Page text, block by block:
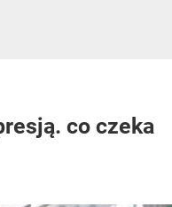
co czeka